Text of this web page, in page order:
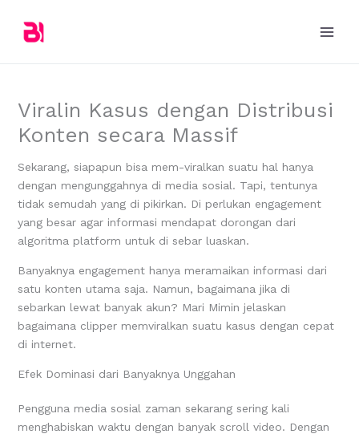
content
Viralin Kasus dengan Distribusi
Konten secara Massif
Sekarang, siapapun bisa mem-viralkan suatu hal hanya
dengan mengunggahnya di media sosial. Tapi, tentunya
tidak semudah yang di pikirkan. Di perlukan engagement
yang besar agar informasi mendapat dorongan dari
algoritma platform untuk di sebar luaskan.
Banyaknya engagement hanya meramaikan informasi dari
satu konten utama saja. Namun, bagaimana jika di
sebarkan lewat banyak akun? Mari Mimin jelaskan
bagaimana clipper memviralkan suatu kasus dengan cepat
di internet.
Efek Dominasi dari Banyaknya Unggahan
Pengguna media sosial zaman sekarang sering kali
menghabiskan waktu dengan banyak scroll video. Dengan